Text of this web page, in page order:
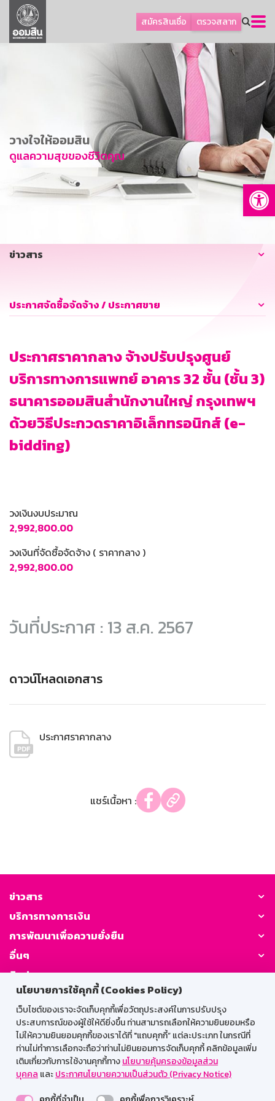
นโยบายการใช้คุกกี้ (Cookies Policy)
เว็บไซต์ของเราจะจัดเก็บคุกกี้เพื่อวัตถุประสงค์ในการปรับปรุง
ประสบการณ์ของผู้ใช้ให้ดียิ่งขึ้น ท่านสามารถเลือกให้ความยินยอมหรือ
ไม่ให้ความยินยอมคุกกี้ของเราได้ที่ "แถบคุกกี้” แต่ละประเภท ในกรณีที่
ท่านไม่ทำการเลือกจะถือว่าท่านไม่ยินยอมการจัดเก็บคุกกี้ คลิกข้อมูลเพิ่ม
เติมเกี่ยวกับการใช้งานคุกกี้ทางนโยบายคุ้มครองข้อมูลส่วน
บุคคล และประกาศนโยบายความเป็นส่วนตัว (Privacy Notice)
สมัครสินเชื่อ ตรวจสลาก
ลูกค้าธุรกิจ
ลูกค้าผู้ประกอบรายย่อย
การพัฒนาที่ยั่งยืน
ข่าวสาร
บริการทางการเงิน
อื่นๆ
วางใจให้ออมสิน
ดูแลความสุขของชีวิตคุณ
ข่าวสาร
ประกาศจัดซื้อจัดจ้าง / ประกาศขาย
ประกาศราคากลาง จ้างปรับปรุงศูนย์
บริการทางการแพทย์ อาคาร 32 ชั้น (ชั้น 3)
ธนาคารออมสินสำนักงานใหญ่ กรุงเทพฯ
ด้วยวิธีประกวดราคาอิเล็กทรอนิกส์ (e-
bidding)
วงเงินงบประมาณ
2,992,800.00
วงเงินที่จัดซื้อจัดจ้าง ( ราคากลาง )
2,992,800.00
วันที่ประกาศ : 13 ส.ค. 2567
ดาวน์โหลดเอกสาร
ประกาศราคากลาง
แชร์เนื้อหา :
ข่าวสาร
บริการทางการเงิน
การพัฒนาเพื่อความยั่งยืน
อื่นๆ
ติดต่อเรา
GSB Society:
สำหรับพนักงาน
Web HR
GSB Wisdom
M-Search